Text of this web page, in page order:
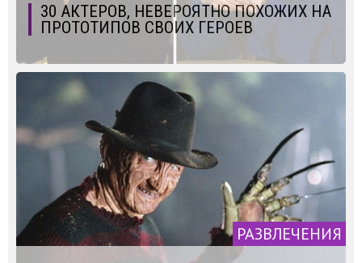
30 АКТЕРОВ, НЕВЕРОЯТНО ПОХОЖИХ НА
ПРОТОТИПОВ СВОИХ ГЕРОЕВ
РАЗВЛЕЧЕНИЯ